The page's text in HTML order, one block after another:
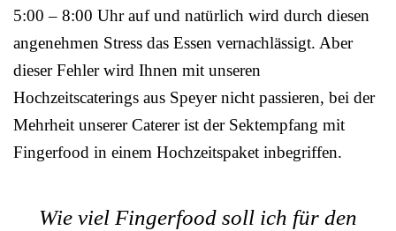
5:00 – 8:00 Uhr auf und natürlich wird durch diesen
angenehmen Stress das Essen vernachlässigt. Aber
dieser Fehler wird Ihnen mit unseren
Hochzeitscaterings aus Speyer nicht passieren, bei der
Mehrheit unserer Caterer ist der Sektempfang mit
Fingerfood in einem Hochzeitspaket inbegriffen.
Wie viel Fingerfood soll ich für den